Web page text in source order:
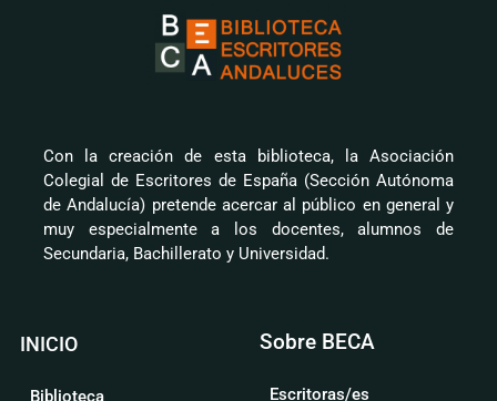
Con la creación de esta biblioteca, la Asociación
Colegial de Escritores de España (Sección Autónoma
de Andalucía) pretende acercar al público en general y
muy especialmente a los docentes, alumnos de
Secundaria, Bachillerato y Universidad.
INICIO
Biblioteca
Sobre BECA
Escritoras/es